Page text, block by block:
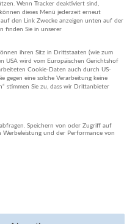
Wenn Tracker deaktiviert sind,
dieses Menü jederzeit erneut
den Link Zwecke anzeigen unten auf der
finden Sie in unserer
ihren Sitz in Drittstaaten (wie zum
USA wird vom Europäischen Gerichtshof
Cookie-Daten auch durch US-
gegen eine solche Verarbeitung keine
stimmen Sie zu, dass wir Drittanbieter
Speichern von oder Zugriff auf
und der Performance von